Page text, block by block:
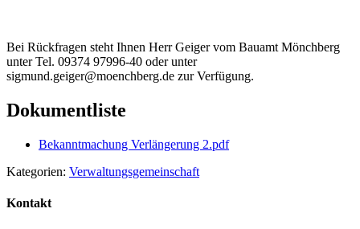
Bei Rückfragen steht Ihnen Herr Geiger vom Bauamt Mönchberg
unter Tel. 09374 97996-40 oder unter
sigmund.geiger@moenchberg.de zur Verfügung.
Dokumentliste
Bekanntmachung Verlängerung 2.pdf
Kategorien: Verwaltungsgemeinschaft
Kontakt